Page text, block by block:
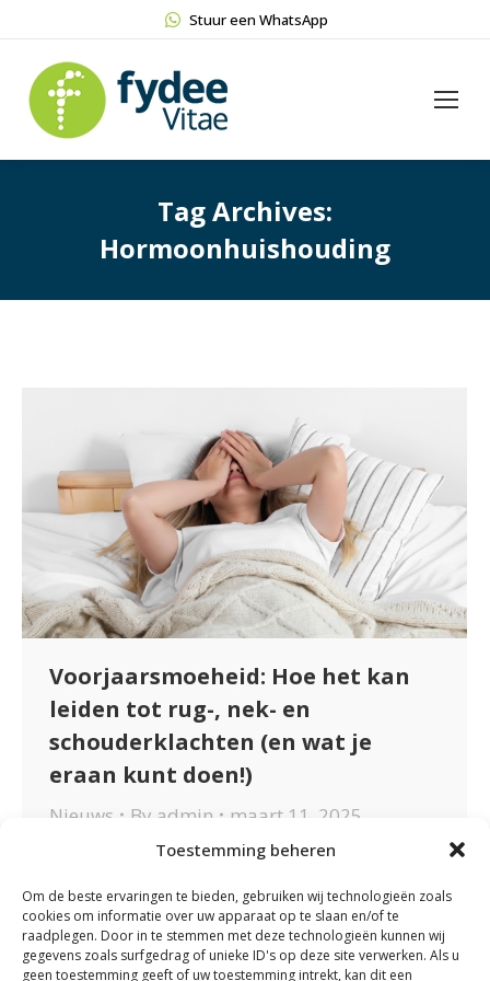
Toestemming beheren
Om de beste ervaringen te bieden, gebruiken wij technologieën zoals
cookies om informatie over uw apparaat op te slaan en/of te
raadplegen. Door in te stemmen met deze technologieën kunnen wij
gegevens zoals surfgedrag of unieke ID's op deze site verwerken. Als u
geen toestemming geeft of uw toestemming intrekt, kan dit een
Stuur een WhatsApp
Tag Archives:
Hormoonhuishouding
Voorjaarsmoeheid: Hoe het kan
leiden tot rug-, nek- en
schouderklachten (en wat je
eraan kunt doen!)
Nieuws By admin maart 11, 2025
Veel mensen ervaren voorjaarsmoeheid,
een vermoeid gevoel dat optreedt bij de
overgang van de winter naar de lente. Dit
komt doordat je lichaam moet wennen